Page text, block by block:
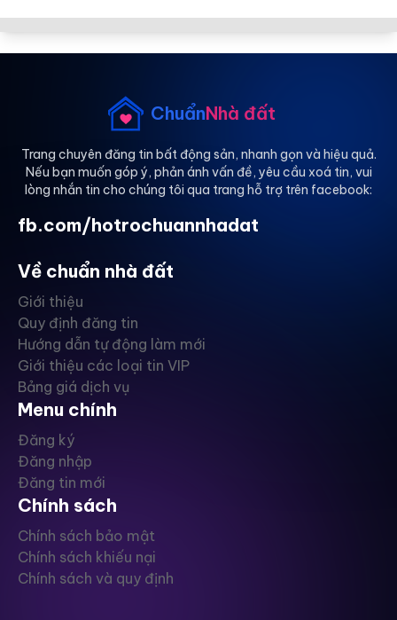
ChuẩnNhà đất
Trang chuyên đăng tin bất động sản, nhanh gọn và hiệu quả.
Nếu bạn muốn góp ý, phản ánh vấn đề, yêu cầu xoá tin, vui
lòng nhắn tin cho chúng tôi qua trang hỗ trợ trên facebook:
fb.com/hotrochuannhadat
Về chuẩn nhà đất
Giới thiệu
Quy định đăng tin
Hướng dẫn tự động làm mới
Giới thiệu các loại tin VIP
Bảng giá dịch vụ
Menu chính
Đăng ký
Đăng nhập
Đăng tin mới
Chính sách
Chính sách bảo mật
Chính sách khiếu nại
Chính sách và quy định